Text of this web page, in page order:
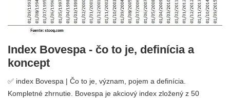
Index Bovespa - čo to je, definícia a
koncept
✅ index Bovespa | Čo to je, význam, pojem a definícia.
Kompletné zhrnutie. Bovespa je akciový index zložený z 50